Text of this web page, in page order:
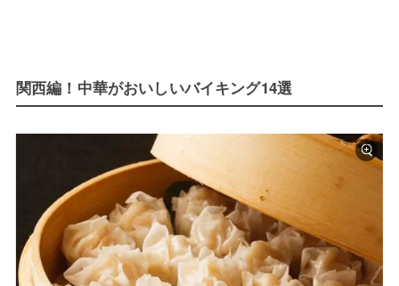
関西編！中華がおいしいバイキング14選